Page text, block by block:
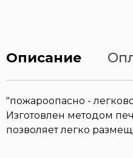
Описание
"пожароопасно -
Изготовлен методом
позволяет легко